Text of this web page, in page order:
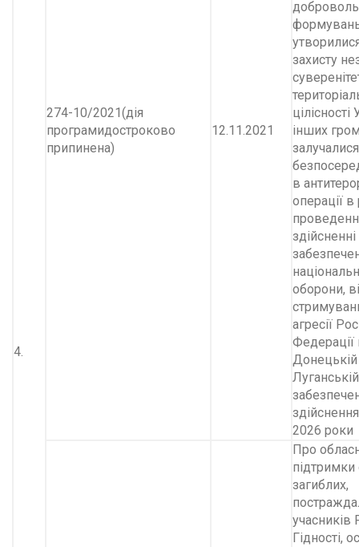
4.
274-10/2021(дія
програмидостроково
припинена)
12.11.2021
захисту
цілісності
інших
в
операції в
здійсненні
оборони,
агресії
Федерації
Донецькій
2026 роки
Про
підтримки
загиблих,
учасників
Гідності,